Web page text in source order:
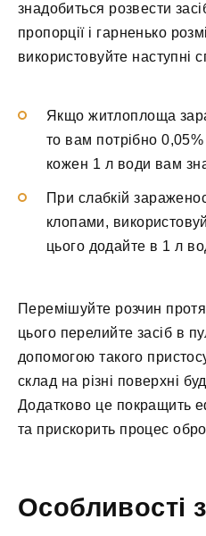
знадобиться розвести
пропорції і гарненько
використовуйте наступні
Якщо житлоплоща
то вам потрібно
кожен 1 л води вам
При слабкій
клопами,
цього додайте в 1 л
Перемішуйте розчин
цього перелийте засіб в
допомогою такого
склад на різні поверхні
Додатково це покращить
та прискорить процес
Особливості